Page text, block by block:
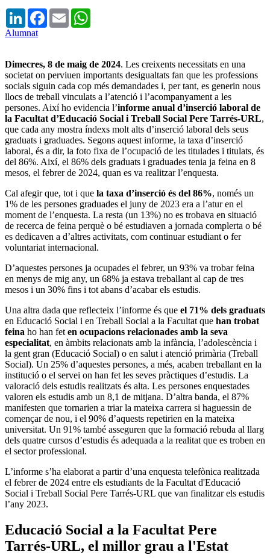
LinkedInFacebook
Email
Alumnat
Dimecres, 8 de maig de 2024. Les creixents necessitats en una
societat on perviuen importants desigualtats fan que les professions
socials siguin cada cop més demandades i, per tant, es generin nous
llocs de treball vinculats a l’atenció i l’acompanyament a les
persones. Així ho evidencia l’informe anual d’inserció laboral de
la Facultat d’Educació Social i Treball Social Pere Tarrés-URL,
que cada any mostra índexs molt alts d’inserció laboral dels seus
graduats i graduades. Segons aquest informe, la taxa d’inserció
laboral, és a dir, la foto fixa de l’ocupació de les titulades i titulats, és
del 86%. Així, el 86% dels graduats i graduades tenia ja feina en 8
mesos, el febrer de 2024, quan es va realitzar l’enquesta.
Cal afegir que, tot i que la taxa d’inserció és del 86%, només un
1% de les persones graduades el juny de 2023 era a l’atur en el
moment de l’enquesta. La resta (un 13%) no es trobava en situació
de recerca de feina perquè o bé estudiaven a jornada complerta o bé
es dedicaven a d’altres activitats, com continuar estudiant o fer
voluntariat internacional.
D’aquestes persones ja ocupades el febrer, un 93% va trobar feina
en menys de mig any, un 68% ja estava treballant al cap de tres
mesos i un 30% fins i tot abans d’acabar els estudis.
Una altra dada que reflecteix l’informe és que el 71% dels graduats
en Educació Social i en Treball Social a la Facultat que han trobat
feina ho han fet en ocupacions relacionades amb la seva
especialitat, en àmbits relacionats amb la infància, l’adolescència i
la gent gran (Educació Social) o en salut i atenció primària (Treball
Social). Un 25% d’aquestes persones, a més, acaben treballant en la
institució o el servei on han fet les seves pràctiques d’estudis. La
valoració dels estudis realitzats és alta. Les persones enquestades
valoren els estudis amb un 8,1 de mitjana. D’altra banda, el 87%
manifesten que tornarien a triar la mateixa carrera si haguessin de
començar de nou, i el 90% d’aquests repetirien en la mateixa
universitat. Un 91% també asseguren que la formació rebuda al llarg
dels quatre cursos d’estudis és adequada a la realitat que es troben en
el sector professional.
L’informe s’ha elaborat a partir d’una enquesta telefònica realitzada
el febrer de 2024 entre els estudiants de la Facultat d'Educació
Social i Treball Social Pere Tarrés-URL que van finalitzar els estudis
l’any 2023.
Educació Social a la Facultat Pere
Tarrés-URL, el millor grau a l'Estat